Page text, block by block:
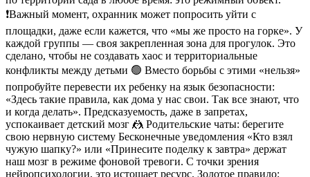
❗Важный момент, охранник может попросить уйти с
площадки, даже если кажется, что «мы же просто на горке». У
каждой группы — своя закрепленная зона для прогулок. Это
сделано, чтобы не создавать хаос и территориальные
конфликты между детьми 🟢 Вместо борьбы с этими «нельзя»
попробуйте перевести их ребенку на язык безопасности:
«Здесь такие правила, как дома у нас свои. Так все знают, что
и когда делать». Предсказуемость, даже в запретах,
успокаивает детский мозг 🤼 Родительские чаты: берегите
свою нервную систему Бесконечные уведомления «Кто взял
чужую шапку?» или «Принесите поделку к завтра» держат
наш мозг в режиме фоновой тревоги. С точки зрения
нейропсихологии, это истощает ресурс. Золотое правило: